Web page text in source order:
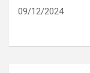
09/12/2024